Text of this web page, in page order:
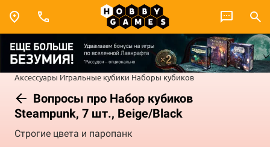
Аксессуары Игральные кубики Наборы кубиков
Вопросы про Набор кубиков
Steampunk, 7 шт., Beige/Black
Строгие цвета и паропанк